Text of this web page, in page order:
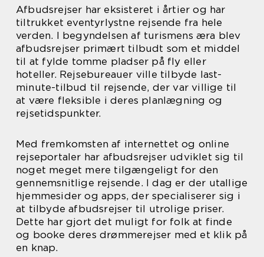
Afbudsrejser har eksisteret i årtier og har
tiltrukket eventyrlystne rejsende fra hele
verden. I begyndelsen af turismens æra blev
afbudsrejser primært tilbudt som et middel
til at fylde tomme pladser på fly eller
hoteller. Rejsebureauer ville tilbyde last-
minute-tilbud til rejsende, der var villige til
at være fleksible i deres planlægning og
rejsetidspunkter.
Med fremkomsten af internettet og online
rejseportaler har afbudsrejser udviklet sig til
noget meget mere tilgængeligt for den
gennemsnitlige rejsende. I dag er der utallige
hjemmesider og apps, der specialiserer sig i
at tilbyde afbudsrejser til utrolige priser.
Dette har gjort det muligt for folk at finde
og booke deres drømmerejser med et klik på
en knap.